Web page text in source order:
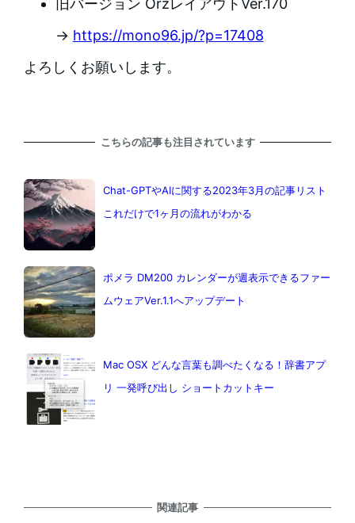
旧バージョン OrzレイアウトVer.170
→ https://mono96.jp/?p=17408
よろしくお願いします。
こちらの記事も注目されています
Chat-GPTやAIに関する2023年3月の記事リスト
これだけで1ヶ月の流れがわかる
ポメラ DM200 カレンダーが週表示できるファー
ムウェアVer.1.1へアップデート
Mac OSX どんな言葉も調べたくなる！辞書アプ
リ 一発呼び出し ショートカットキー
関連記事